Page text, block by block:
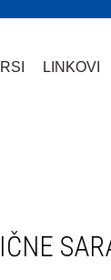
LINKOVI